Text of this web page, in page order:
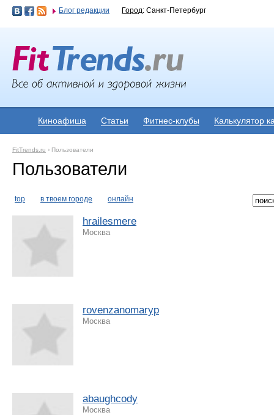
Блог редакции Город: Санкт-Петербург
Киноафиша Статьи Фитнес-клубы Калькулятор
FitTrends.ru › Пользователи
Пользователи
top в твоем городе онлайн
hrailesmere
Москва
rovenzanomaryp
Москва
abaughcody
Москва